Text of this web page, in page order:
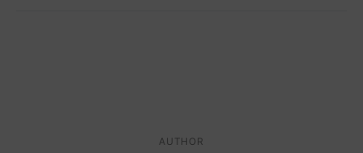
AUTHOR